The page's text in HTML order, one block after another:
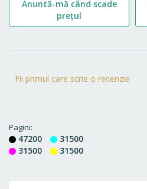
Fii primul care scrie o recenzie
Pagini
47200
31500
31500
31500
Anuntă-mă când scade
prețul